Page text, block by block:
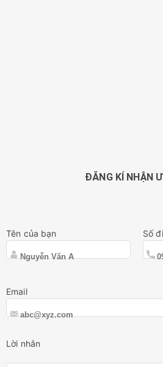
ĐĂNG KÍ NHẬN
Tên của bạn Số
Email
Lời nhắn